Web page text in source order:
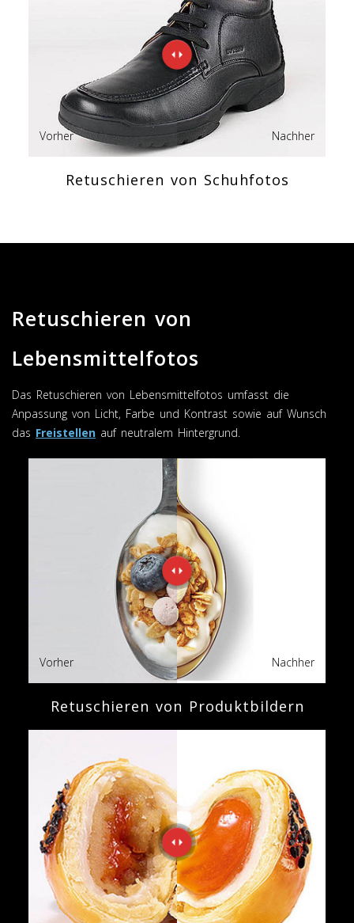
Nachher
Vorher
Retuschieren von Schuhfotos
Retuschieren von
Lebensmittelfotos
Das Retuschieren von Lebensmittelfotos umfasst die
Anpassung von Licht, Farbe und Kontrast sowie auf Wunsch
das Freistellen auf neutralem Hintergrund.
Nachher
Vorher
Retuschieren von Produktbildern